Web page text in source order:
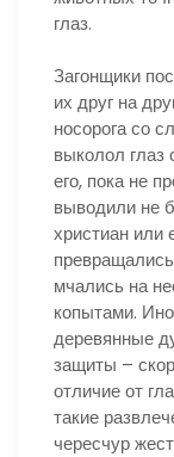
глаз.
Загонщики
их друг на
носорога со
выколол глаз
его, пока не
выводили не
христиан или
мчались на
копытами.
деревянные
защиты –
отличие от
такие
чересчур